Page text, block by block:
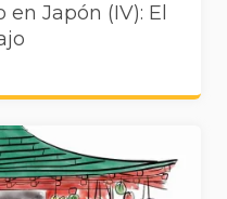
Japón (IV): El